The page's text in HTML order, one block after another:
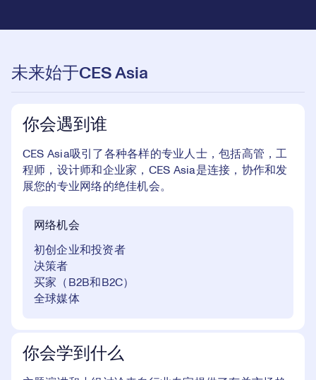
未来始于CES Asia
你会遇到谁
CES Asia吸引了各种各样的专业人士，包括高管，工
程师，设计师和企业家，CES Asia是连接，协作和发
展您的专业网络的绝佳机会。
网络机会
初创企业和投资者
决策者
买家（B2B和B2C）
全球媒体
你会学到什么